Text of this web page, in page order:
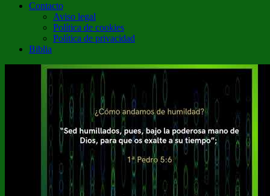
Contacto
Aviso legal
Política de cookies
Política de privacidad
Biblia